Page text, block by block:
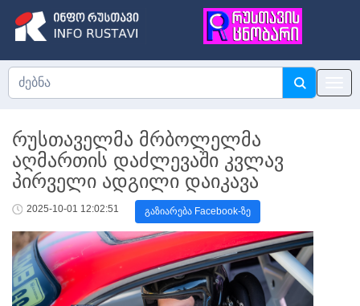
რუსთაველმა მრბოლელმა
აღმართის დაძლევაში კვლავ
პირველი ადგილი დაიკავა
2025-10-01 12:02:51 გაზიარება Facebook-ზე